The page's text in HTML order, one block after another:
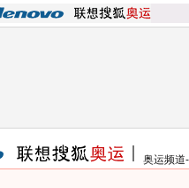
奥运频道